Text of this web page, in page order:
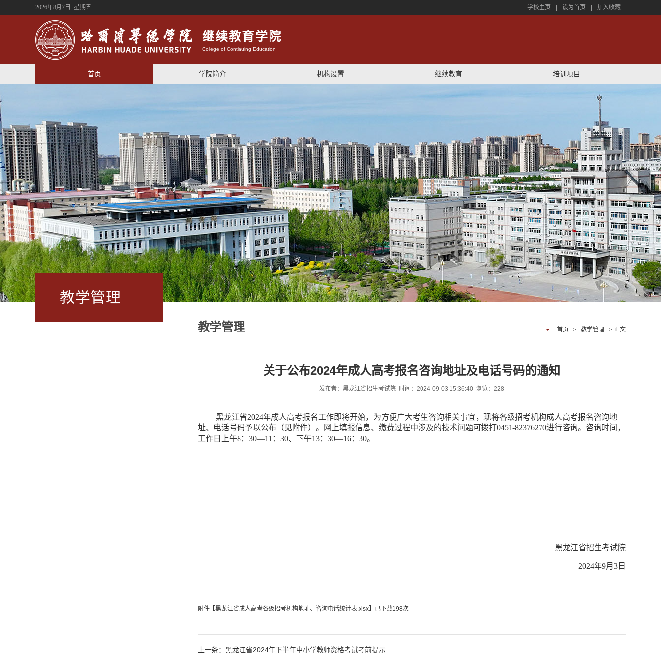
2026年8月7日 星期五 学校主页 设为首页 加入收藏
继续教育学院
College of Continuing Education
首页 学院简介 机构设置 继续教育 培训项目
教学管理
教学管理 首页 > 教学管理 > 正文
关于公布2024年成人高考报名咨询地址及电话号码的通知
发布者：黑龙江省招生考试院 时间：2024-09-03 15:36:40 浏览： 228
黑龙江省2024年成人高考报名工作即将开始，为方便广大考生咨询相关事宜，现将各级招考机构成人高考报名咨询地
址、电话号码予以公布（见附件）。网上填报信息、缴费过程中涉及的技术问题可拨打0451-82376270进行咨询。咨询时间，
工作日上午8：30—11：30、下午13：30—16：30。
黑龙江省招生考试院
2024年9月3日
附件【黑龙江省成人高考各级招考机构地址、咨询电话统计表.xlsx】已下载198次
上一条：黑龙江省2024年下半年中小学教师资格考试考前提示